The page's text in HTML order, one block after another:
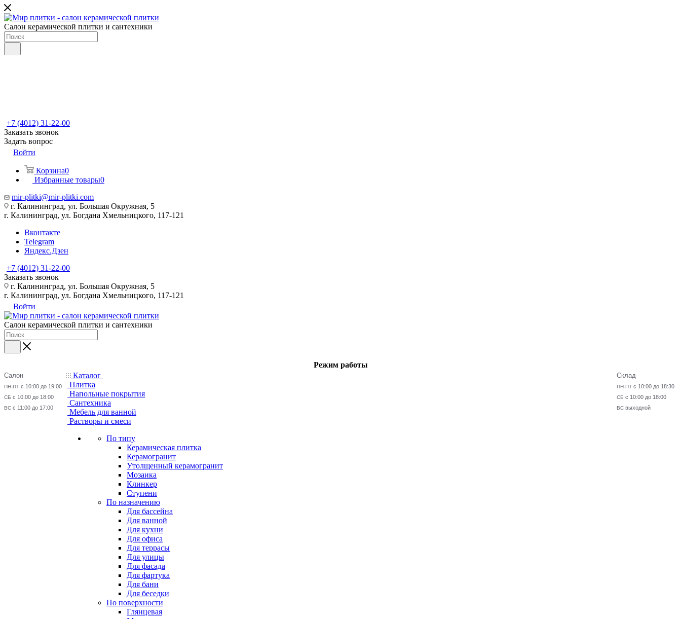
Салон керамической плитки и сантехники
+7 (4012) 31-22-00
Заказать звонок
Задать вопрос
Войти
Корзина0
Избранные товары0
mir-plitki@mir-plitki.com
г. Калининград, ул. Большая Окружная, 5
г. Калининград, ул. Богдана Хмельницкого, 117-121
Вконтакте
Telegram
Яндекс.Дзен
+7 (4012) 31-22-00
Заказать звонок
г. Калининград, ул. Большая Окружная, 5
г. Калининград, ул. Богдана Хмельницкого, 117-121
Войти
Салон керамической плитки и сантехники
Режим работы
Салон
ПН-ПТ с 10:00 до 19:00
СБ с 10:00 до 18:00
ВС с 11:00 до 17:00
Склад
ПН-ПТ с 10:00 до 18:30
СБ с 10:00 до 18:00
ВС выходной
Каталог
Плитка
Напольные покрытия
Сантехника
Мебель для ванной
Растворы и смеси
По типу
Керамическая плитка
Керамогранит
Утолщенный керамогранит
Мозаика
Клинкер
Ступени
По назначению
Для бассейна
Для ванной
Для кухни
Для офиса
Для террасы
Для улицы
Для фасада
Для фартука
Для бани
Для беседки
По поверхности
Глянцевая